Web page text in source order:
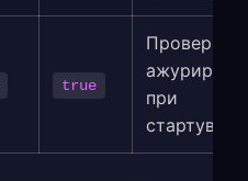
true
Провери за
ажурирања
при